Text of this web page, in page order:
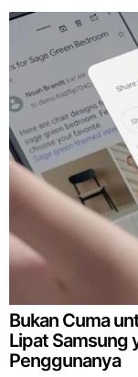
Bukan Cuma
Lipat Samsung
Penggunanya